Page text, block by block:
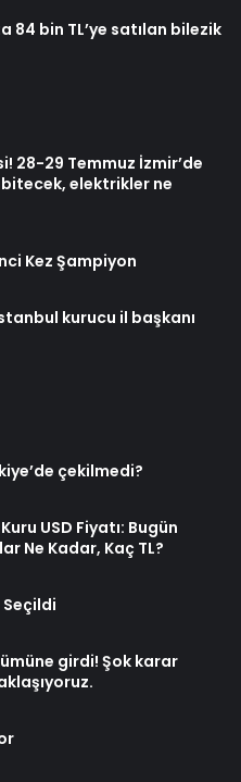
84 bin TL’ye satılan bilezik
28-29 Temmuz İzmir’de
elektrikler ne
Kez Şampiyon
kurucu il başkanı
çekilmedi?
USD Fiyatı: Bugün
Ne Kadar, Kaç TL?
Seçildi
girdi! Şok karar